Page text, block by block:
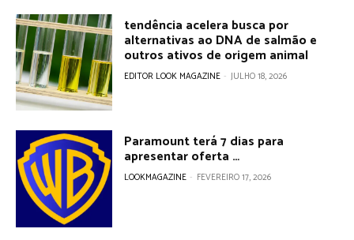
tendência acelera busca por
alternativas ao DNA de salmão e
outros ativos de origem animal
EDITOR LOOK MAGAZINE - JULHO 18, 2026
Paramount terá 7 dias para
apresentar oferta …
LOOKMAGAZINE - FEVEREIRO 17, 2026